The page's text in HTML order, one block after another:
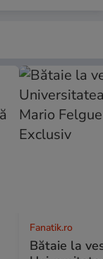
Fanatik.ro
Bătaie la